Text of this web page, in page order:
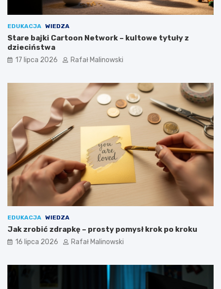
EDUKACJA WIEDZA
Stare bajki Cartoon Network – kultowe tytuły z
dzieciństwa
17 lipca 2026 Rafał Malinowski
EDUKACJA WIEDZA
Jak zrobić zdrapkę – prosty pomysł krok po kroku
16 lipca 2026 Rafał Malinowski